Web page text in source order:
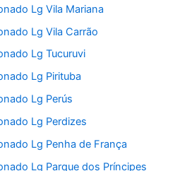
Lg Vila Mariana
Lg Vila Carrão
Lg Tucuruvi
Lg Pirituba
Lg Perús
Lg Perdizes
Lg Penha de França
Lg Parque dos Príncipes